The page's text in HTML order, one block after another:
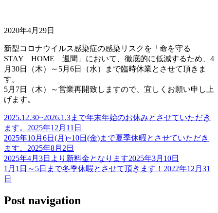
2020年4月29日
新型コロナウイルス感染症の感染リスクを「命を守る
STAY HOME 週間」において、徹底的に低減するため、4
月30日（木）～5月6日（水）まで臨時休業とさせて頂きま
す。
5月7日（木）～営業再開致しますので、宜しくお願い申し上
げます。
2025.12.30~2026.1.3まで年末年始のお休みとさせていただき
ます。 2025年12月11日
2025年10月6日(月)~10日(金)まで夏季休暇とさせていただき
ます。 2025年8月2日
2025年4月3日より新料金となります2025年3月10日
1月1日～5日まで冬季休暇とさせて頂きます！ 2022年12月31
日
Post navigation